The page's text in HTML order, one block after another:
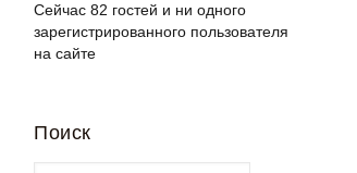
Сейчас 82 гостей и ни одного
зарегистрированного пользователя
на сайте
Поиск